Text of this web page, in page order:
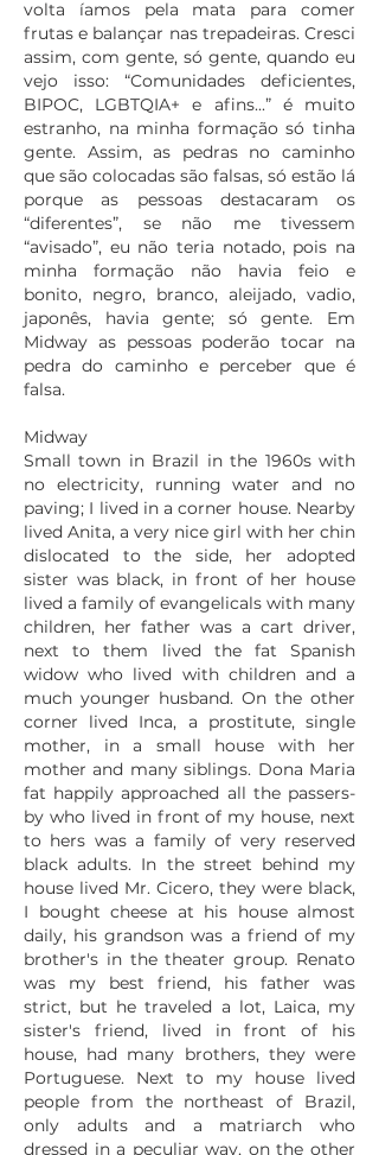
volta íamos pela mata para comer
frutas e balançar nas trepadeiras. Cresci
assim, com gente, só gente, quando eu
vejo isso: “Comunidades deficientes,
BIPOC, LGBTQIA+ e afins...” é muito
estranho, na minha formação só tinha
gente. Assim, as pedras no caminho
que são colocadas são falsas, só estão lá
porque as pessoas destacaram os
“diferentes”, se não me tivessem
“avisado”, eu não teria notado, pois na
minha formação não havia feio e
bonito, negro, branco, aleijado, vadio,
japonês, havia gente; só gente. Em
Midway as pessoas poderão tocar na
pedra do caminho e perceber que é
falsa.
Midway
Small town in Brazil in the 1960s with
no electricity, running water and no
paving; I lived in a corner house. Nearby
lived Anita, a very nice girl with her chin
dislocated to the side, her adopted
sister was black, in front of her house
lived a family of evangelicals with many
children, her father was a cart driver,
next to them lived the fat Spanish
widow who lived with children and a
much younger husband. On the other
corner lived Inca, a prostitute, single
mother, in a small house with her
mother and many siblings. Dona Maria
fat happily approached all the passers-
by who lived in front of my house, next
to hers was a family of very reserved
black adults. In the street behind my
house lived Mr. Cicero, they were black,
I bought cheese at his house almost
daily, his grandson was a friend of my
brother's in the theater group. Renato
was my best friend, his father was
strict, but he traveled a lot, Laica, my
sister's friend, lived in front of his
house, had many brothers, they were
Portuguese. Next to my house lived
people from the northeast of Brazil,
only adults and a matriarch who
dressed in a peculiar way, on the other